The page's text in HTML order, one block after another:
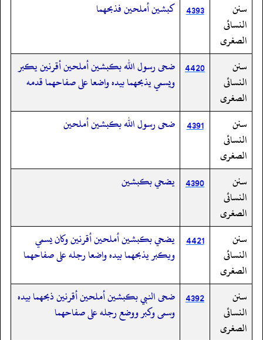
سنن
النسائى
الصغرى
4393 كبشين أملحين فذبحهما
سنن
النسائى
الصغرى
4420 ضحى رسول الله بكبشين أملحين أقرنين يكبر
ويسمي يذبحهما بيده واضعا على صفاحهما قدمه
سنن
النسائى
الصغرى
4391 ضحى رسول الله بكبشين أملحين
سنن
النسائى
الصغرى
4390 يضحي بكبشين
سنن
النسائى
الصغرى
4421
يضحي بكبشين أملحين أقرنين وكان يسمي
ويكبر يذبحهما بيده واضعا رجله على صفاحهما
سنن
النسائى
الصغرى
4392 ضحى النبي بكبشين أملحين أقرنين ذبحهما بيده
وسمى وكبر ووضع رجله على صفاحهما